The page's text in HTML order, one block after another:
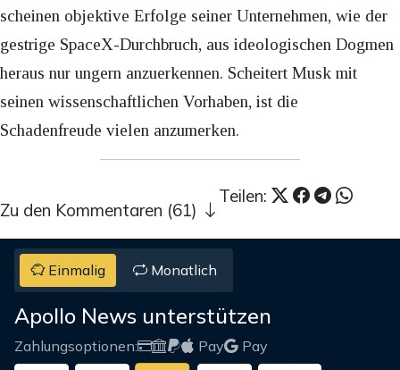
scheinen objektive Erfolge seiner Unternehmen, wie der
gestrige SpaceX-Durchbruch, aus ideologischen Dogmen
heraus nur ungern anzuerkennen. Scheitert Musk mit
seinen wissenschaftlichen Vorhaben, ist die
Schadenfreude vielen anzumerken.
Teilen:
Zu den Kommentaren (61)
Einmalig Monatlich
Apollo News unterstützen
Zahlungsoptionen: Pay
Pay